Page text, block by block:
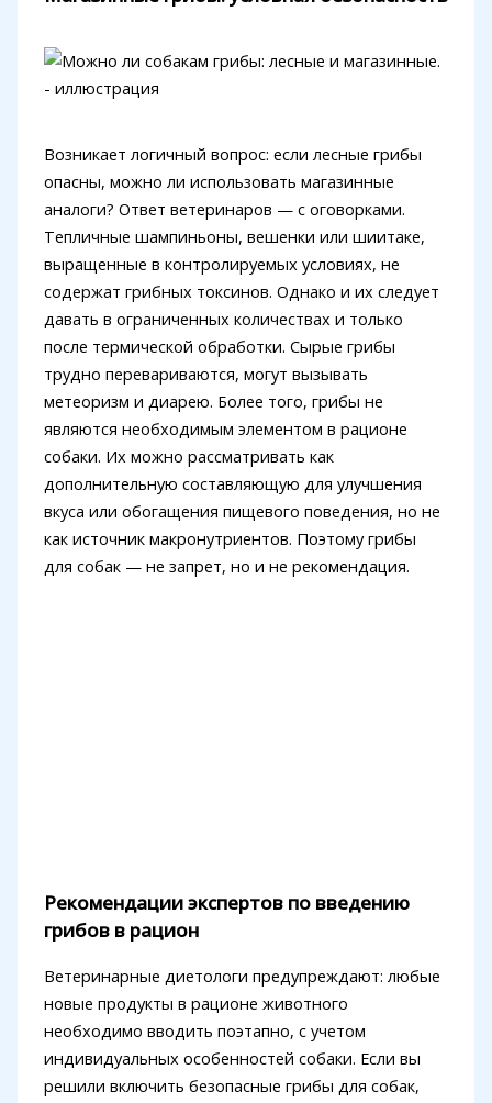
Возникает логичный вопрос: если лесные грибы
опасны, можно ли использовать магазинные
аналоги? Ответ ветеринаров — с оговорками.
Тепличные шампиньоны, вешенки или шиитаке,
выращенные в контролируемых условиях, не
содержат грибных токсинов. Однако и их следует
давать в ограниченных количествах и только
после термической обработки. Сырые грибы
трудно перевариваются, могут вызывать
метеоризм и диарею. Более того, грибы не
являются необходимым элементом в рационе
собаки. Их можно рассматривать как
дополнительную составляющую для улучшения
вкуса или обогащения пищевого поведения, но не
как источник макронутриентов. Поэтому грибы
для собак — не запрет, но и не рекомендация.
Рекомендации экспертов по введению
грибов в рацион
Ветеринарные диетологи предупреждают: любые
новые продукты в рационе животного
необходимо вводить поэтапно, с учетом
индивидуальных особенностей собаки. Если вы
решили включить безопасные грибы для собак,